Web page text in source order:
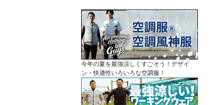
今年の夏を最強涼しくすごそう！デザイ
ン・快適性いろいろな空調服！